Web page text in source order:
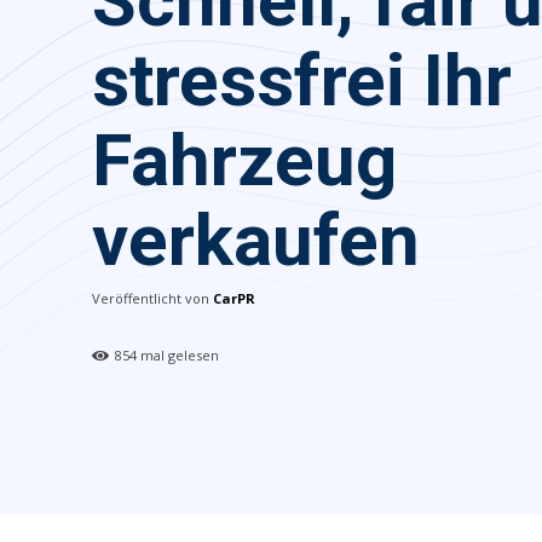
stressfrei Ihr
Fahrzeug
verkaufen
Veröffentlicht von CarPR
854 mal gelesen